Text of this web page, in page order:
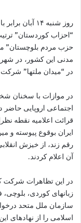
“احزاب کوردستان”
حزب مردم
مدنی این کشور، در شهر
در “میدان ملتها”
در موازات با سخنان
اجتماعی اروپایی حاضر
قرائت اعلامیه نقطه
ایران بوقوع پیوسته و
رقم زند، از خیزش
آن اعلام کردند.
در این تظاهرات شرکت
زبانهای کوردی،
سازمان ملل متحد
اسلامی را از نهادهای